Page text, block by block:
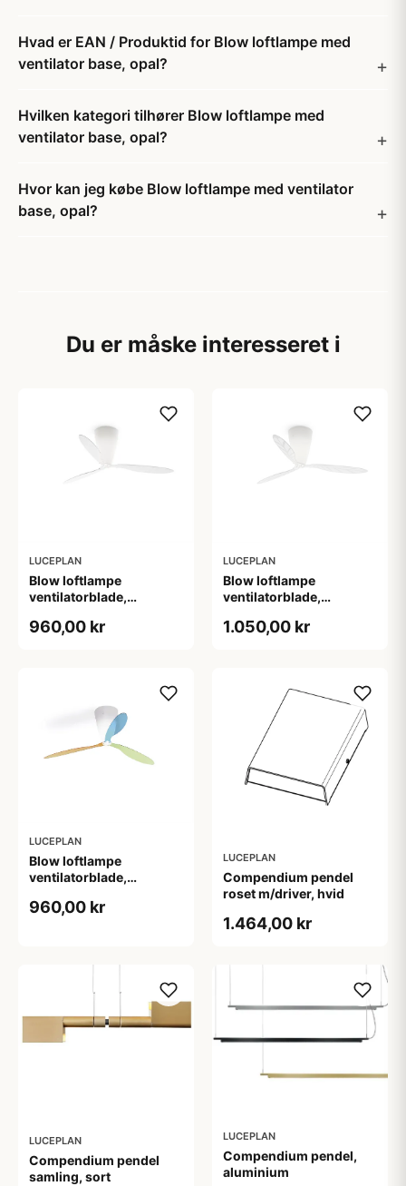
Hvad er EAN / Produktid for Blow loftlampe med
ventilator base, opal?
Hvilken kategori tilhører Blow loftlampe med
ventilator base, opal?
Hvor kan jeg købe Blow loftlampe med ventilator
base, opal?
Du er måske interesseret i
LUCEPLAN
Blow loftlampe
ventilatorblade,
960,00 kr
LUCEPLAN
Blow loftlampe
ventilatorblade,
1.050,00 kr
LUCEPLAN
Blow loftlampe
ventilatorblade,
960,00 kr
LUCEPLAN
Compendium pendel
roset m/driver, hvid
1.464,00 kr
LUCEPLAN
Compendium pendel
samling, sort
LUCEPLAN
Compendium pendel,
aluminium